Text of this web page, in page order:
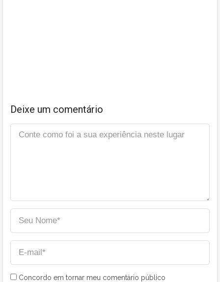
Deixe um comentário
Concordo em tornar meu comentário público